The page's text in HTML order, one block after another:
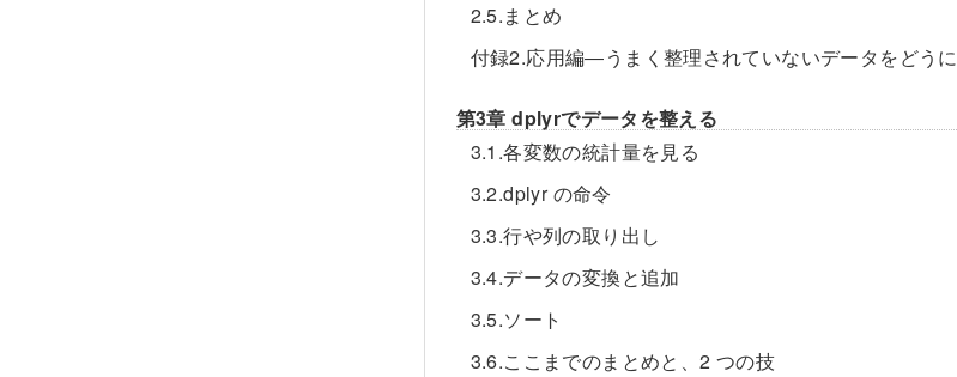
2.5.まとめ
付録2.応用編―うまく整理されていないデータをどう
第3章 dplyrでデータを整える
3.1.各変数の統計量を見る
3.2.dplyr の命令
3.3.行や列の取り出し
3.4.データの変換と追加
3.5.ソート
3.6.ここまでのまとめと、2 つの技